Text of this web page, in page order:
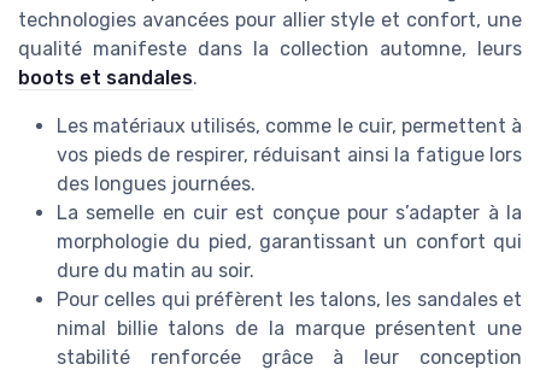
technologies avancées pour allier style et confort, une
qualité manifeste dans la collection automne, leurs
boots et sandales.
Les matériaux utilisés, comme le cuir, permettent à
vos pieds de respirer, réduisant ainsi la fatigue lors
des longues journées.
La semelle en cuir est conçue pour s’adapter à la
morphologie du pied, garantissant un confort qui
dure du matin au soir.
Pour celles qui préfèrent les talons, les sandales et
nimal billie talons de la marque présentent une
stabilité renforcée grâce à leur conception